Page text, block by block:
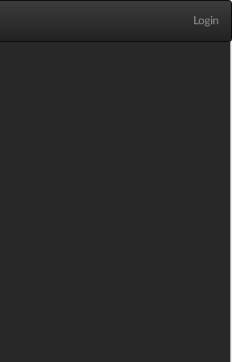
Login